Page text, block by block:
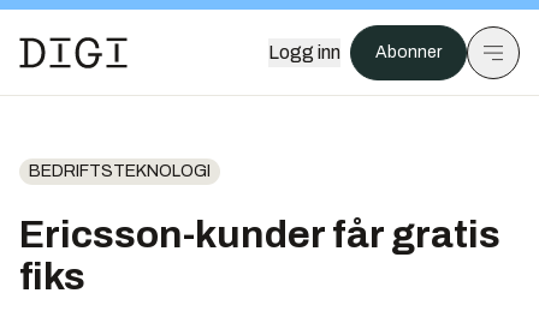
Logg inn Abonner
BEDRIFTSTEKNOLOGI
Ericsson-kunder får gratis
fiks